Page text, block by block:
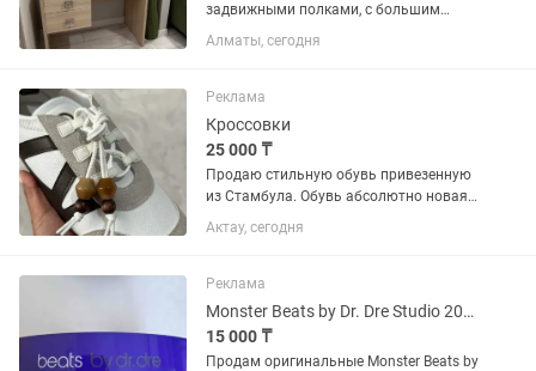
задвижными полками, с большим
зеркалом. Торг будет!
Алматы, сегодня
Реклама
Кроссовки
25 000 ₸
Продаю стильную обувь привезенную
из Стамбула. Обувь абсолютно новая.
Отдам по своей цене 30.000 тг
небольшой торг уместен Маломерят.
Актау, сегодня
Реклама
Monster Beats by Dr. Dre Studio 2012
15 000 ₸
Продам оригинальные Monster Beats by